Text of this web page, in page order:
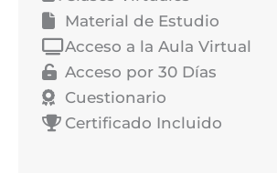
Material de Estudio
Acceso a la Aula Virtual
Acceso por 30 Días
Cuestionario
Certificado Incluido